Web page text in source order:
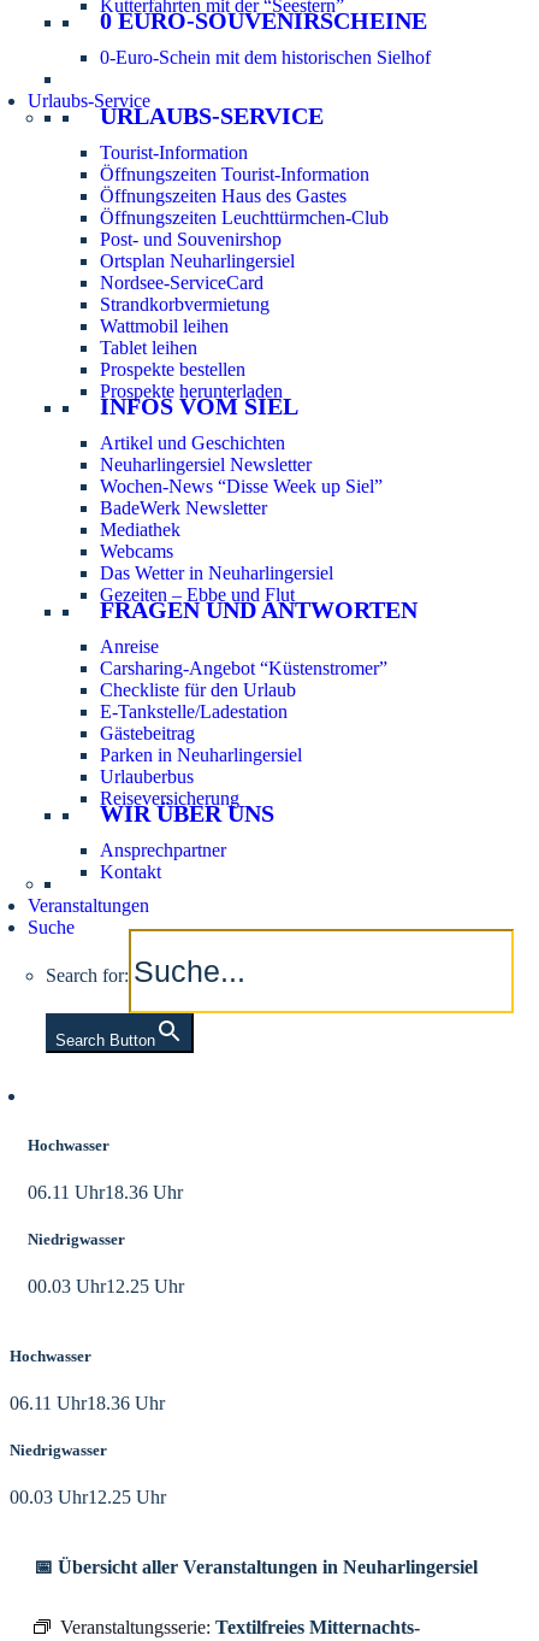
Kutterfahrten mit der “Seestern”
0 EURO-SOUVENIRSCHEINE
0-Euro-Schein mit dem historischen Sielhof
Urlaubs-Service
URLAUBS-SERVICE
Tourist-Information
Öffnungszeiten Tourist-Information
Öffnungszeiten Haus des Gastes
Öffnungszeiten Leuchttürmchen-Club
Post- und Souvenirshop
Ortsplan Neuharlingersiel
Nordsee-ServiceCard
Strandkorbvermietung
Wattmobil leihen
Tablet leihen
Prospekte bestellen
Prospekte herunterladen
INFOS VOM SIEL
Artikel und Geschichten
Neuharlingersiel Newsletter
Wochen-News “Disse Week up Siel”
BadeWerk Newsletter
Mediathek
Webcams
Das Wetter in Neuharlingersiel
Gezeiten – Ebbe und Flut
FRAGEN UND ANTWORTEN
Anreise
Carsharing-Angebot “Küstenstromer”
Checkliste für den Urlaub
E-Tankstelle/Ladestation
Gästebeitrag
Parken in Neuharlingersiel
Urlauberbus
Reiseversicherung
WIR ÜBER UNS
Ansprechpartner
Kontakt
Veranstaltungen
Suche
Search for:
Search Button
Hochwasser
06.11 Uhr18.36 Uhr
Niedrigwasser
00.03 Uhr12.25 Uhr
Hochwasser
06.11 Uhr18.36 Uhr
Niedrigwasser
00.03 Uhr12.25 Uhr
📅 Übersicht aller Veranstaltungen in Neuharlingersiel
Veranstaltungsserie: Textilfreies Mitternachts-